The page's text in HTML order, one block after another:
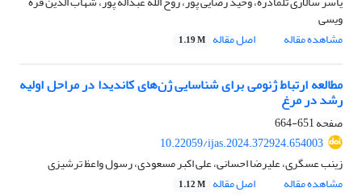
ویسی
مشاهده مقاله
اصل مقاله 1.19 M
مطالعه ارتباط ژنومی برای شناسایی ژن‌های کاندیدا در مراحل اولیه
رشد در مرغ
صفحه651-664
10.22059/ijas.2024.372924.654003
زینب عسگری، علیرضا احسانی، علی اکبر مسعودی، رسول واعظ ترشیزی
مشاهده مقاله
اصل مقاله 1.12 M